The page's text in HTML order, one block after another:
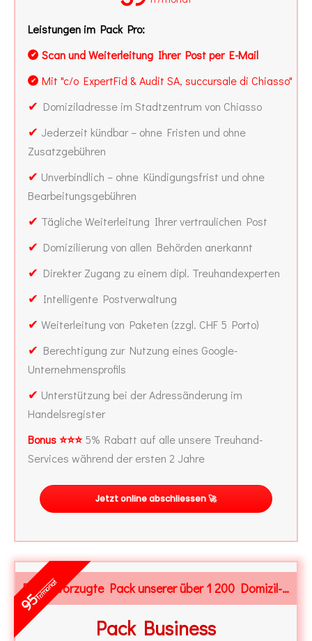
Leistungen im Pack Pro:
✔ Scan und Weiterleitung Ihrer Post per E-Mail
✔ Mit "c/o ExpertFid & Audit SA, succursale di Chiasso"
✔ Domiziladresse im Stadtzentrum von Chiasso
✔ Jederzeit kündbar – ohne Fristen und ohne
Zusatzgebühren
✔ Unverbindlich – ohne Kündigungsfrist und ohne
Bearbeitungsgebühren
✔ Tägliche Weiterleitung Ihrer vertraulichen Post
✔ Domizilierung von allen Behörden anerkannt
✔ Direkter Zugang zu einem dipl. Treuhandexperten
✔ Intelligente Postverwaltung
✔ Weiterleitung von Paketen (zzgl. CHF 5 Porto)
✔ Berechtigung zur Nutzung eines Google-
Unternehmensprofils
✔ Unterstützung bei der Adressänderung im
Handelsregister
Bonus ⭐⭐⭐5% Rabatt auf alle unsere Treuhand-
Services während der ersten 2 Jahre
Jetzt online abschliessen 🚀
Der bevorzugte Pack unserer über 1 200 Domizil-Kunden
Pack Business
95fr/monat